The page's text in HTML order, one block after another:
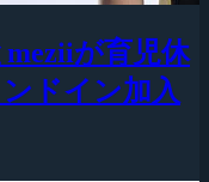
meziiが育児休
ドイン加入